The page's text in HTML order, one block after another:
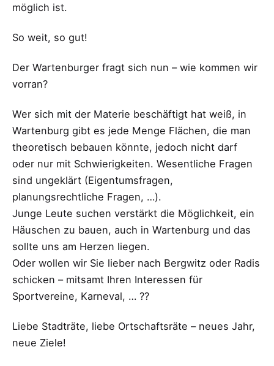
möglich ist.
So weit, so gut!
Der Wartenburger fragt sich nun – wie kommen wir
vorran?
Wer sich mit der Materie beschäftigt hat weiß, in
Wartenburg gibt es jede Menge Flächen, die man
theoretisch bebauen könnte, jedoch nicht darf
oder nur mit Schwierigkeiten. Wesentliche Fragen
sind ungeklärt (Eigentumsfragen,
planungsrechtliche Fragen, …).
Junge Leute suchen verstärkt die Möglichkeit, ein
Häuschen zu bauen, auch in Wartenburg und das
sollte uns am Herzen liegen.
Oder wollen wir Sie lieber nach Bergwitz oder Radis
schicken – mitsamt Ihren Interessen für
Sportvereine, Karneval, … ??
Liebe Stadträte, liebe Ortschaftsräte – neues Jahr,
neue Ziele!